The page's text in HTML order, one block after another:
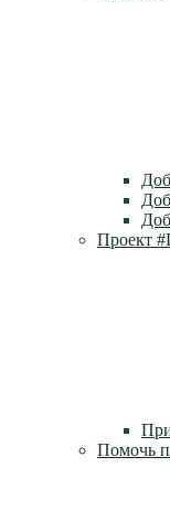
Проект
Помочь